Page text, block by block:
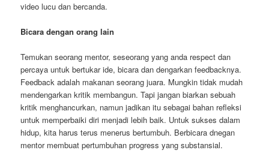
video lucu dan bercanda.
Bicara dengan orang lain
Temukan seorang mentor, seseorang yang anda respect dan
percaya untuk bertukar ide, bicara dan dengarkan feedbacknya.
Feedback adalah makanan seorang juara. Mungkin tidak mudah
mendengarkan kritik membangun. Tapi jangan biarkan sebuah
kritik menghancurkan, namun jadikan itu sebagai bahan refleksi
untuk memperbaiki diri menjadi lebih baik. Untuk sukses dalam
hidup, kita harus terus menerus bertumbuh. Berbicara dnegan
mentor membuat pertumbuhan progress yang substansial.